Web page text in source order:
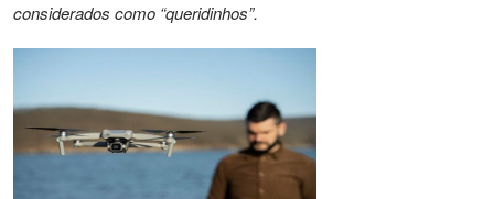
considerados como “queridinhos”.